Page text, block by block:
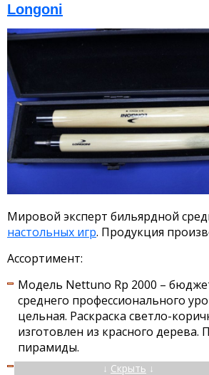
Longoni
Мировой эксперт бильярдной
настольных игр. Продукция
Ассортимент:
Модель Nettuno Rp 2000 –
среднего профессионального
цельная. Раскраска светло-
изготовлен из красного дерева.
пирамиды.
Недорогой вариант ISHIA
↓ Скрыть ↓